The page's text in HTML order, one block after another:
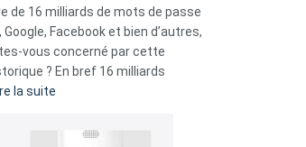
goûts
musicaux
avec
9
amis
de 16 milliards de mots de passe
Facebook et bien d’autres,
vous concerné par cette
? En bref 16 milliards
la suite
record